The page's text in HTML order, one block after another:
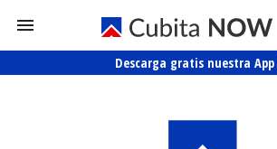
Descarga gratis nuestra App